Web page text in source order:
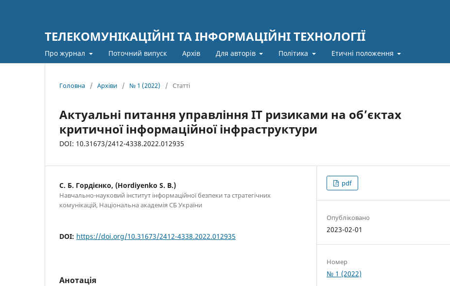
ТЕЛЕКОМУНІКАЦІЙНІ ТА ІНФОРМАЦІЙНІ ТЕХНОЛОГІЇ
Про журнал Поточний випуск Архів Для авторів Політика Етичні положення
Головна / Архіви / № 1 (2022) / Статті
Актуальні питання управління ІТ ризиками на об’єктах
критичної інформаційної інфраструктури
DOI: 10.31673/2412-4338.2022.012935
С. Б. Гордієнко, (Hordiyenko S. B.)
Навчально-науковий інститут інформаційної безпеки та стратегічних
комунікацій, Національна академія СБ України
DOI: https://doi.org/10.31673/2412-4338.2022.012935
Анотація
pdf
Опубліковано
2023-02-01
Номер
№ 1 (2022)